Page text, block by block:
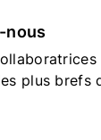
nous
plus brefs